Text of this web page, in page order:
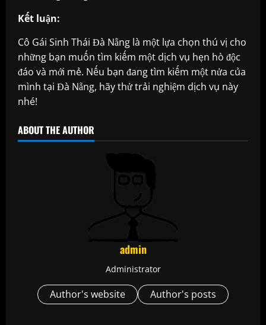
Kết luận:
Cô Gái Sinh Thái Đà Nẵng là một lựa chọn thú vị cho
những bạn muốn tìm kiếm một dịch vụ hẹn hò độc
đáo và mới mẻ. Nếu bạn đang tìm kiếm một nửa của
mình tại Đà Nẵng, hãy thử trải nghiệm dịch vụ này
nhé!
ABOUT THE AUTHOR
admin
Administrator
Author's website Author's posts